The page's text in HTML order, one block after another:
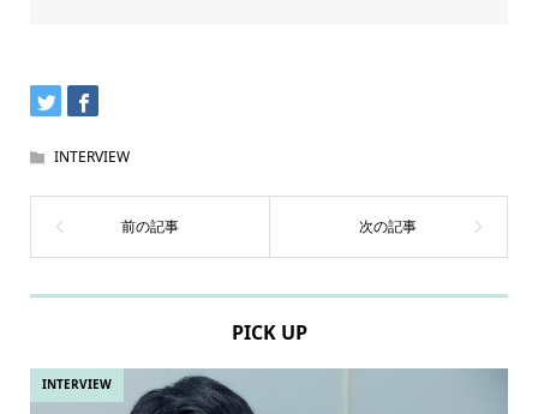
INTERVIEW
PICK UP
INTERVIEW